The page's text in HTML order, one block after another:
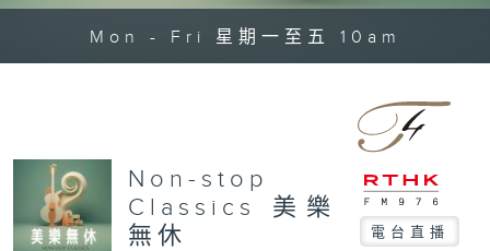
Mon - Fri 星期一至五 10am
Non-stop
Classics 美樂
無休
電台直播